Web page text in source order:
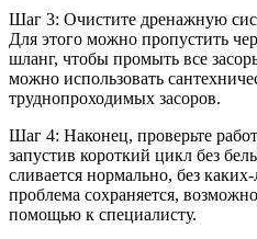
Шаг 3: Очистите дренажную
Для этого можно пропустить
шланг, чтобы промыть все
можно использовать
труднопроходимых засоров.
Шаг 4: Наконец, проверьте
запустив короткий цикл без
сливается нормально, без
проблема сохраняется,
помощью к специалисту.